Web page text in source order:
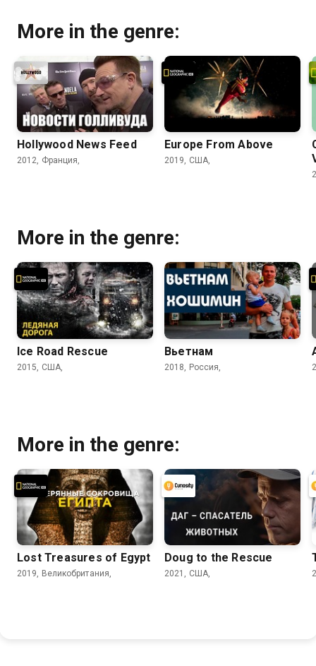
More in the genre:
Hollywood News Feed
2012, Франция,
Europe From Above
2019, США,
More in the genre:
Ice Road Rescue
2015, США,
Вьетнам
2018, Россия,
More in the genre:
Lost Treasures of Egypt
2019, Великобритания,
Doug to the Rescue
2021, США,